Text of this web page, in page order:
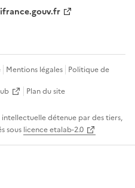
Mentions légales Politique de
Plan du site
détenue par des tiers,
sous licence etalab-2.0